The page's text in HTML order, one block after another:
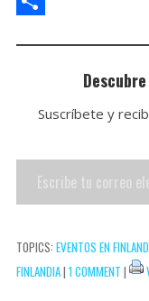
s
t
Suscríbete y
Escribe
tu
electrónico…
TOPICS: EVENTOS EN
FINLANDIA| 1 COMMENT |